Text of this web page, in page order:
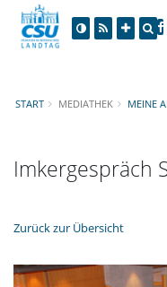
START MEDIATHEK MEINE
Imkergespräch
Zurück zur Übersicht